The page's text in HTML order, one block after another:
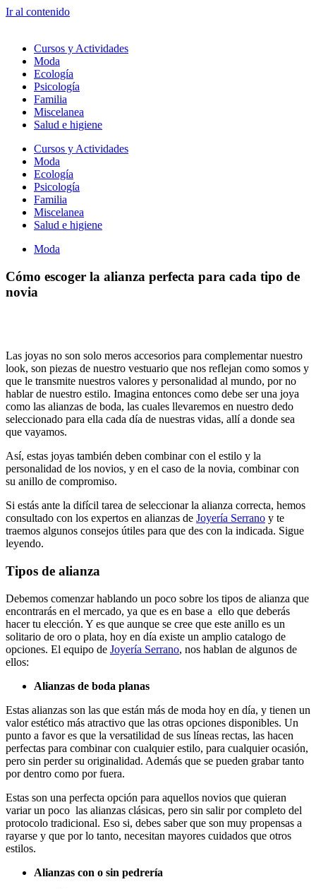
Ir al contenido
Cursos y Actividades
Moda
Ecología
Psicología
Familia
Miscelanea
Salud e higiene
Cursos y Actividades
Moda
Ecología
Psicología
Familia
Miscelanea
Salud e higiene
Moda
Cómo escoger la alianza perfecta para cada tipo de
novia
Las joyas no son solo meros accesorios para complementar nuestro
look, son piezas de nuestro vestuario que nos reflejan como somos y
que le transmite nuestros valores y personalidad al mundo, por no
hablar de nuestro estilo. Imagina entonces como debe ser una joya
como las alianzas de boda, las cuales llevaremos en nuestro dedo
seleccionado para ella cada día de nuestras vidas, allí a donde sea
que vayamos.
Así, estas joyas también deben combinar con el estilo y la
personalidad de los novios, y en el caso de la novia, combinar con
su anillo de compromiso.
Si estás ante la difícil tarea de seleccionar la alianza correcta, hemos
consultado con los expertos en alianzas de Joyería Serrano y te
traemos algunos consejos útiles para que des con la indicada. Sigue
leyendo.
Tipos de alianza
Debemos comenzar hablando un poco sobre los tipos de alianza que
encontrarás en el mercado, ya que es en base a ello que deberás
hacer tu elección. Y es que aunque se cree que este anillo es un
solitario de oro o plata, hoy en día existe un amplio catalogo de
opciones. El equipo de Joyería Serrano, nos hablan de algunos de
ellos:
Alianzas de boda planas
Estas alianzas son las que están más de moda hoy en día, y tienen un
valor estético más atractivo que las otras opciones disponibles. Un
punto a favor es que la versatilidad de sus líneas rectas, las hacen
perfectas para combinar con cualquier estilo, para cualquier ocasión,
pero sin perder su originalidad. Además que se pueden grabar tanto
por dentro como por fuera.
Estas son una perfecta opción para aquellos novios que quieran
variar un poco las alianzas clásicas, pero sin salir por completo del
protocolo tradicional. Eso si, debes saber que son muy propensas a
rayarse y que por lo tanto, necesitan mayores cuidados que otros
estilos.
Alianzas con o sin pedrería